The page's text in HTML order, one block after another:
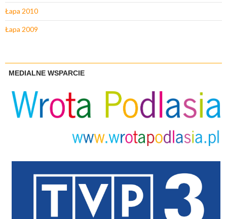
Łapa 2010
Łapa 2009
MEDIALNE WSPARCIE